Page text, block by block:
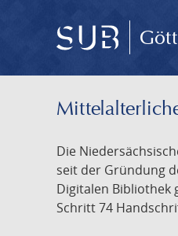
Die
seit der Gründung
Digitalen Bibliothek
Schritt 74